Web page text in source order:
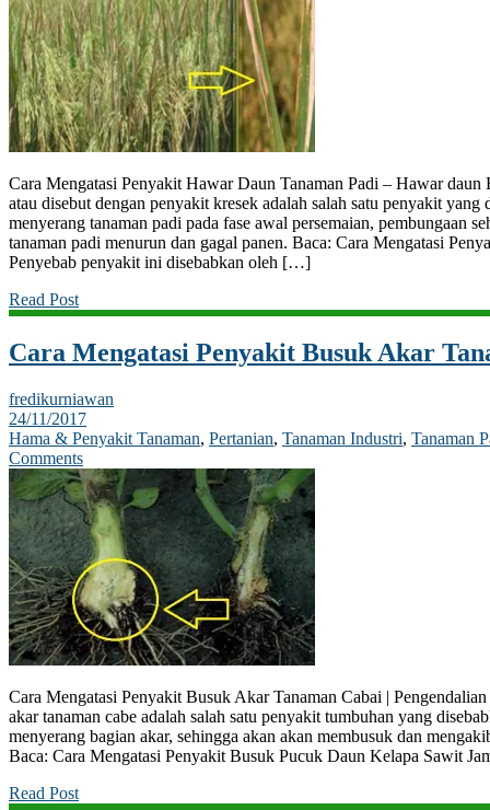
Cara Mengatasi Penyakit Hawar Daun Tanaman Padi – Hawar
atau disebut dengan penyakit kresek adalah salah satu penyakit yang
menyerang tanaman padi pada fase awal persemaian, pembungaan
tanaman padi menurun dan gagal panen. Baca: Cara Mengatasi
Penyebab penyakit ini disebabkan oleh […]
Read Post
Cara Mengatasi Penyakit Busuk Akar
fredikurniawan
24/11/2017
Hama & Penyakit Tanaman, Pertanian, Tanaman Industri, Tanaman
Comments
Cara Mengatasi Penyakit Busuk Akar Tanaman Cabai |
akar tanaman cabe adalah salah satu penyakit tumbuhan yang
menyerang bagian akar, sehingga akan akan membusuk dan
Baca: Cara Mengatasi Penyakit Busuk Pucuk Daun Kelapa Sawit
Read Post